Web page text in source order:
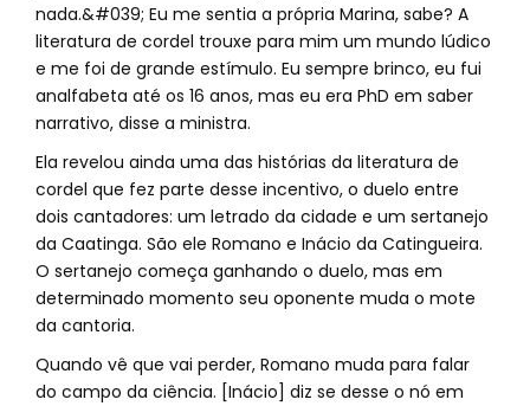
nada.&#039; Eu me sentia a própria Marina, sabe? A
literatura de cordel trouxe para mim um mundo lúdico
e me foi de grande estímulo. Eu sempre brinco, eu fui
analfabeta até os 16 anos, mas eu era PhD em saber
narrativo, disse a ministra.
Ela revelou ainda uma das histórias da literatura de
cordel que fez parte desse incentivo, o duelo entre
dois cantadores: um letrado da cidade e um sertanejo
da Caatinga. São ele Romano e Inácio da Catingueira.
O sertanejo começa ganhando o duelo, mas em
determinado momento seu oponente muda o mote
da cantoria.
Quando vê que vai perder, Romano muda para falar
do campo da ciência. [Inácio] diz se desse o nó em